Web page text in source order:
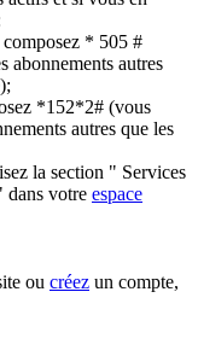
composez * 505 #
abonnements autres
*152*2# (vous
autres que les
la section " Services
dans votre espace
ou créez un compte,